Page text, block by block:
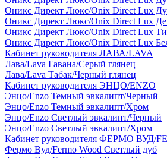
Оникс Директ Люкс/Onix Direct Lux
Оникс Директ Люкс/Onix Direct Lux
Оникс Директ Люкс/Onix Direct Lux
Оникс Директ Люкс/Onix Direct Lux
Кабинет руководителя ЛАВА/LAVA
Лава/Lava Гавана/Серый глянец
Лава/Lava Табак/Черный глянец
Кабинет руководителя ЭНЦО/ENZO
Энцо/Enzo Темный эвкалипт/Черный
Энцо/Enzo Темный эвкалипт/Хром
Энцо/Enzo Светлый эвкалипт/Черный
Энцо/Enzo Светлый эвкалипт/Хром
Кабинет руководителя ФЕРМО ВУД/
Фермо Вуд/Fermo Wood Светлый дуб